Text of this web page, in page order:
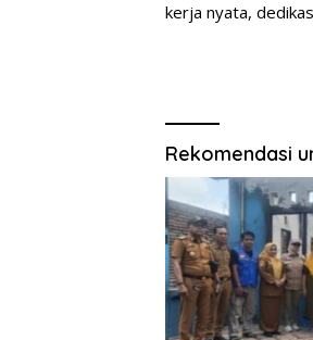
kerja nyata,
Rekomendasi